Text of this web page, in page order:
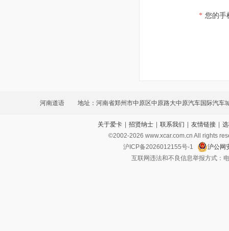
* 您的手
河南道语 地址：河南省郑州市中原区中原路大中原汽车国际汽车
关于爱卡 | 招贤纳士 | 联系我们 | 友情链接 |
©2002-2026 www.xcar.com.cn All rights
沪ICP备2026012155号-1
沪公网
互联网违法和不良信息举报方式：